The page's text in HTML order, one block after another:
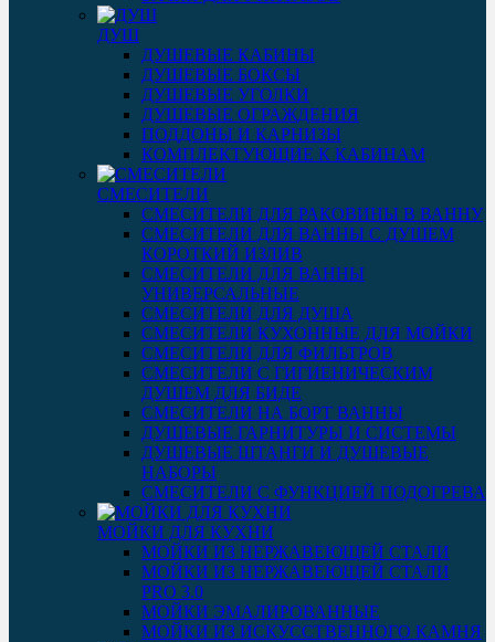
ДУШ
ДУШЕВЫЕ КАБИНЫ
ДУШЕВЫЕ БОКСЫ
ДУШЕВЫЕ УГОЛКИ
ДУШЕВЫЕ ОГРАЖДЕНИЯ
ПОДДОНЫ И КАРНИЗЫ
КОМПЛЕКТУЮЩИЕ К КАБИНАМ
СМЕСИТЕЛИ
СМЕСИТЕЛИ ДЛЯ РАКОВИНЫ В ВАННУ
СМЕСИТЕЛИ ДЛЯ ВАННЫ С ДУШЕМ
КОРОТКИЙ ИЗЛИВ
СМЕСИТЕЛИ ДЛЯ ВАННЫ
УНИВЕРСАЛЬНЫЕ
СМЕСИТЕЛИ ДЛЯ ДУША
СМЕСИТЕЛИ КУХОННЫЕ ДЛЯ МОЙКИ
СМЕСИТЕЛИ ДЛЯ ФИЛЬТРОВ
СМЕСИТЕЛИ С ГИГИЕНИЧЕСКИМ
ДУШЕМ ДЛЯ БИДЕ
СМЕСИТЕЛИ НА БОРТ ВАННЫ
ДУШЕВЫЕ ГАРНИТУРЫ И СИСТЕМЫ
ДУШЕВЫЕ ШТАНГИ И ДУШЕВЫЕ
НАБОРЫ
СМЕСИТЕЛИ С ФУНКЦИЕЙ ПОДОГРЕВА
МОЙКИ ДЛЯ КУХНИ
МОЙКИ ИЗ НЕРЖАВЕЮЩЕЙ СТАЛИ
МОЙКИ ИЗ НЕРЖАВЕЮЩЕЙ СТАЛИ
PRO 3.0
МОЙКИ ЭМАЛИРОВАННЫЕ
МОЙКИ ИЗ ИСКУССТВЕННОГО КАМНЯ